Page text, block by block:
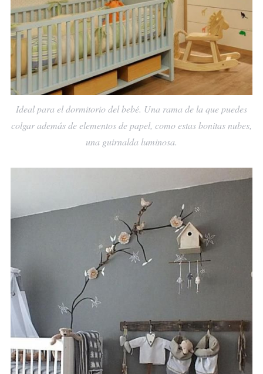
Ideal para el dormitorio del bebé. Una rama de la que puedes
colgar además de elementos de papel, como estas bonitas nubes,
una guirnalda luminosa.